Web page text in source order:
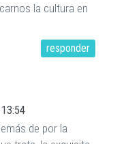
la cultura en
responder
de por la